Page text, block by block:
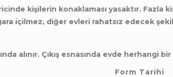
kişilerin konaklaması yasaktır. Fazla
içilmez, diğer evleri rahatsız edecek
alınır. Çıkış esnasında evde herhangi
Form Tarihi